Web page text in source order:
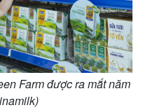
Farm được ra mắt năm